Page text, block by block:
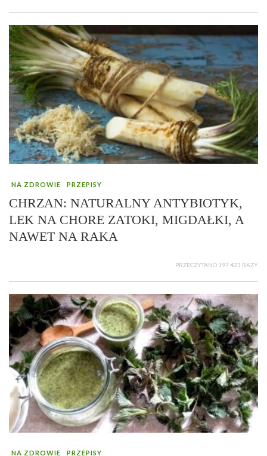
NA ZDROWIE PRZEPISY
CHRZAN: NATURALNY ANTYBIOTYK,
LEK NA CHORE ZATOKI, MIGDAŁKI, A
NAWET NA RAKA
PRZECZYTANO 197 423 RAZY
NA ZDROWIE PRZEPISY